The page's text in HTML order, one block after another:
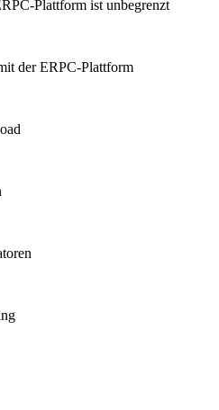
Plattform ist unbegrenzt
der ERPC-Plattform